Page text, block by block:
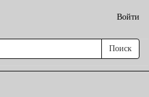
Войти
Поиск